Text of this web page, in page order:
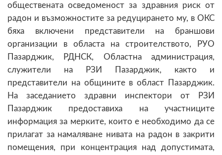
обществената осведоменост за здравния риск от
радон и възможностите за редуцирането му, в ОКС
бяха включени представители на браншови
организации в областа на строителството, РУО
Пазарджик, РДНСК, Областна администрация,
служители на РЗИ Пазарджик, както и
представители на общините в област Пазарджик.
На заседанието здравни инспектори от РЗИ
Пазарджик предоставиха на участниците
информация за мерките, които е необходимо да се
прилагат за намаляване нивата на радон в закрити
помещения, при концентрация над допустимата,